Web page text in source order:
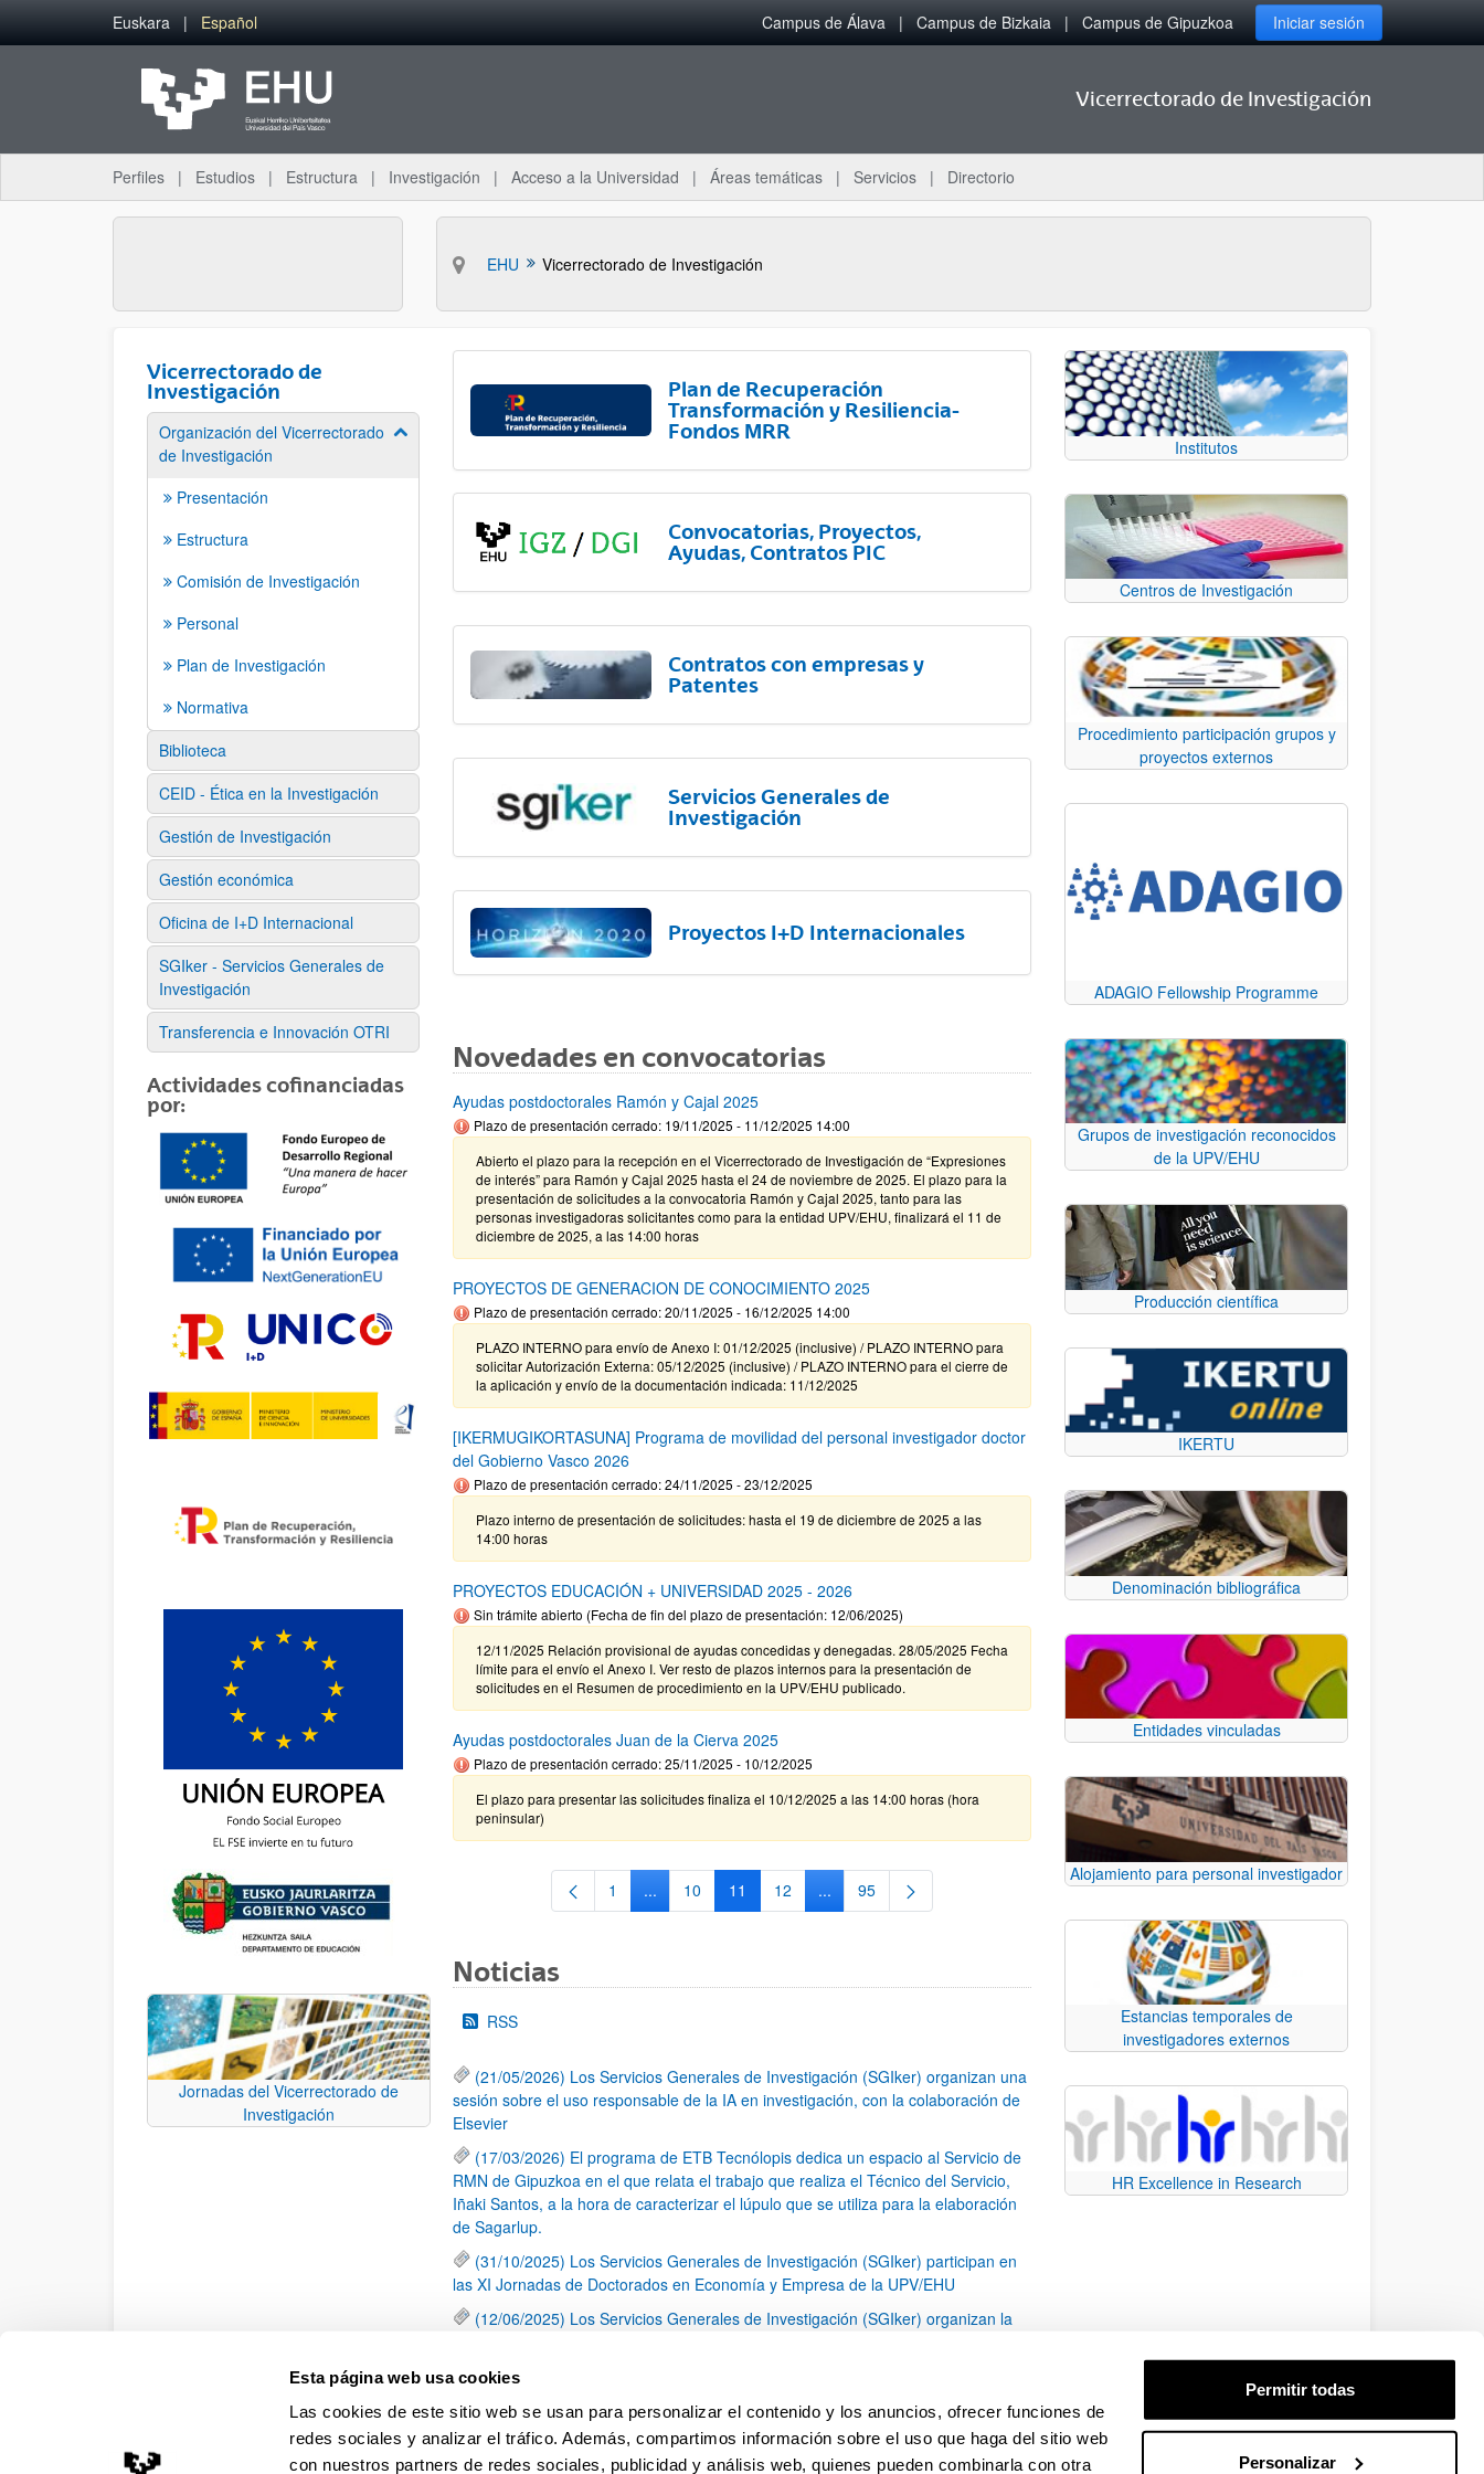
Esta página web usa cookies
Las cookies de este sitio web se usan para personalizar el contenido y los anuncios, ofrecer funciones de
redes sociales y analizar el tráfico. Además, compartimos información sobre el uso que haga del sitio web
con nuestros partners de redes sociales, publicidad y análisis web, quienes pueden combinarla con otra
Permitir todas
Personalizar
Saltar al contenido principal
Euskara Español Campus de Álava Campus de Bizkaia Campus de Gipuzkoa Iniciar sesión
Vicerrectorado de Investigación
Perfiles Estudios Estructura Investigación Acceso a la Universidad Áreas temáticas Servicios Directorio
EHU Vicerrectorado de Investigación
Vicerrectorado de
Investigación
Organización del Vicerrectorado
de Investigación
Mostrar/ocultar subpáginas
Presentación
Estructura
Comisión de Investigación
Personal
Plan de Investigación
Normativa
Biblioteca
CEID - Ética en la Investigación
Gestión de Investigación
Gestión económica
Oficina de I+D Internacional
SGIker - Servicios Generales de
Investigación
Transferencia e Innovación OTRI
Actividades cofinanciadas
por:
Jornadas del Vicerrectorado de
Investigación
Plan de Recuperación
Transformación y Resiliencia-
Fondos MRR
Convocatorias, Proyectos,
Ayudas, Contratos PIC
Contratos con empresas y
Patentes
Servicios Generales de
Investigación
Proyectos I+D Internacionales
Novedades en convocatorias
Ayudas postdoctorales Ramón y Cajal 2025
Plazo de presentación cerrado: 19/11/2025 - 11/12/2025 14:00
Abierto el plazo para la recepción en el Vicerrectorado de Investigación de “Expresiones
de interés” para Ramón y Cajal 2025 hasta el 24 de noviembre de 2025. El plazo para la
presentación de solicitudes a la convocatoria Ramón y Cajal 2025, tanto para las
personas investigadoras solicitantes como para la entidad UPV/EHU, finalizará el 11 de
diciembre de 2025, a las 14:00 horas
PROYECTOS DE GENERACION DE CONOCIMIENTO 2025
Plazo de presentación cerrado: 20/11/2025 - 16/12/2025 14:00
PLAZO INTERNO para envío de Anexo I: 01/12/2025 (inclusive) / PLAZO INTERNO para
solicitar Autorización Externa: 05/12/2025 (inclusive) / PLAZO INTERNO para el cierre de
la aplicación y envío de la documentación indicada: 11/12/2025
[IKERMUGIKORTASUNA] Programa de movilidad del personal investigador doctor
del Gobierno Vasco 2026
Plazo de presentación cerrado: 24/11/2025 - 23/12/2025
Plazo interno de presentación de solicitudes: hasta el 19 de diciembre de 2025 a las
14:00 horas
PROYECTOS EDUCACIÓN + UNIVERSIDAD 2025 - 2026
Sin trámite abierto (Fecha de fin del plazo de presentación: 12/06/2025)
12/11/2025 Relación provisional de ayudas concedidas y denegadas. 28/05/2025 Fecha
límite para el envío el Anexo I. Ver resto de plazos internos para la presentación de
solicitudes en el Resumen de procedimiento en la UPV/EHU publicado.
Ayudas postdoctorales Juan de la Cierva 2025
Plazo de presentación cerrado: 25/11/2025 - 10/12/2025
El plazo para presentar las solicitudes finaliza el 10/12/2025 a las 14:00 horas (hora
peninsular)
Página
1 ...Páginas intermedias Use TAB para desplazarse.
Página
10 Página
11 Página
12 ...Páginas intermedias Use TAB para desplazarse.
Página
95
Noticias
RSS
(21/05/2026) Los Servicios Generales de Investigación (SGIker) organizan una
sesión sobre el uso responsable de la IA en investigación, con la colaboración de
Elsevier
(17/03/2026) El programa de ETB Tecnólopis dedica un espacio al Servicio de
RMN de Gipuzkoa en el que relata el trabajo que realiza el Técnico del Servicio,
Iñaki Santos, a la hora de caracterizar el lúpulo que se utiliza para la elaboración
de Sagarlup.
(31/10/2025) Los Servicios Generales de Investigación (SGIker) participan en
las XI Jornadas de Doctorados en Economía y Empresa de la UPV/EHU
(12/06/2025) Los Servicios Generales de Investigación (SGIker) organizan la
una caracterización química de dos variedades de lúpulo silvestre
1 2 3 ... 79
Institutos
Centros de Investigación
Procedimiento participación grupos y
proyectos externos
ADAGIO Fellowship Programme
Grupos de investigación reconocidos
de la UPV/EHU
Producción científica
IKERTU
Denominación bibliográfica
Entidades vinculadas
Alojamiento para personal investigador
Estancias temporales de
investigadores externos
HR Excellence in Research